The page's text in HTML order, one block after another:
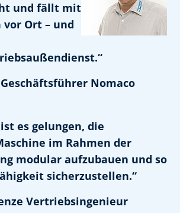
und fällt mit
vor Ort – und
Nomaco
es gelungen, die
im Rahmen der
modular aufzubauen und so
sicherzustellen.“
Vertriebsingenieur